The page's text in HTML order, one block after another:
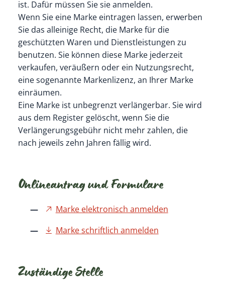
ist. Dafür müssen Sie sie anmelden.
Wenn Sie eine Marke eintragen lassen, erwerben
Sie das alleinige Recht, die Marke für die
geschützten Waren und Dienstleistungen zu
benutzen. Sie können diese Marke jederzeit
verkaufen, veräußern oder ein Nutzungsrecht,
eine sogenannte Markenlizenz, an Ihrer Marke
einräumen.
Eine Marke ist unbegrenzt verlängerbar. Sie wird
aus dem Register gelöscht, wenn Sie die
Verlängerungsgebühr nicht mehr zahlen, die
nach jeweils zehn Jahren fällig wird.
Onlineantrag und Formulare
Marke elektronisch anmelden
Marke schriftlich anmelden
Zuständige Stelle